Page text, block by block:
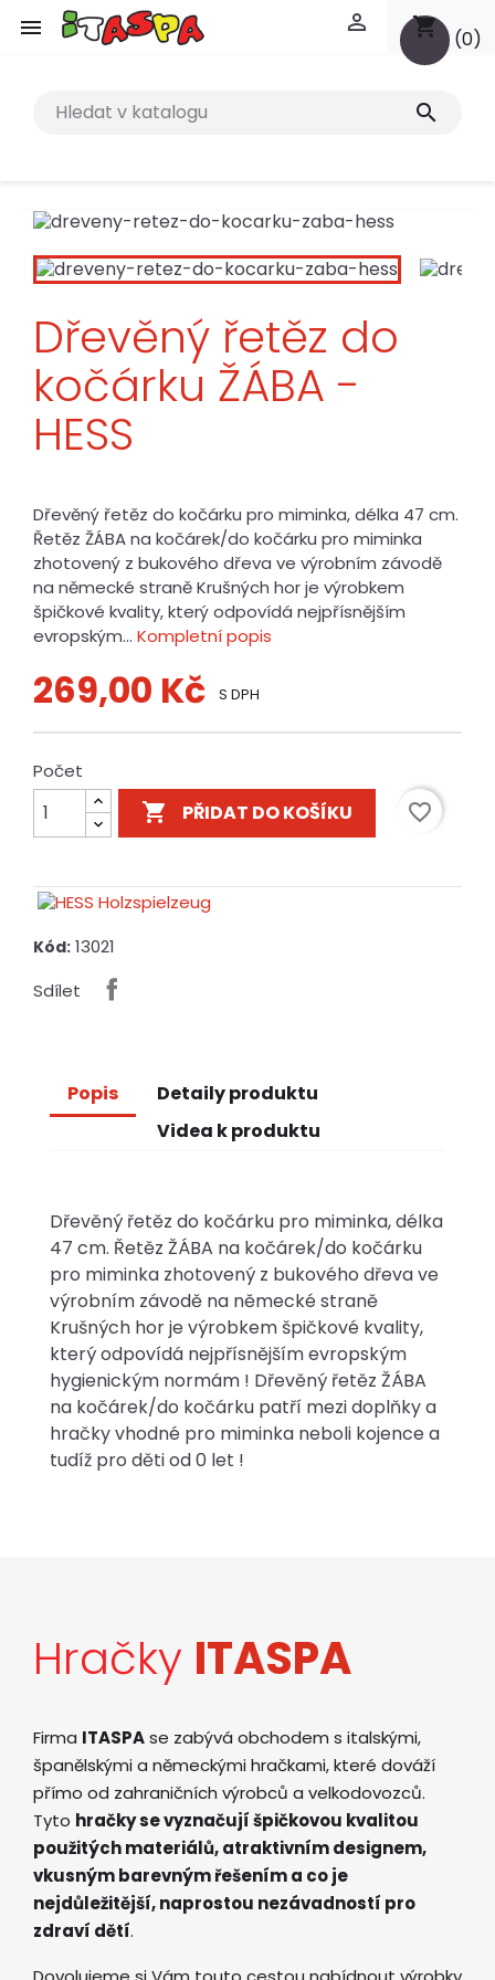
 shopping_cart (0)

search
Dřevěný řetěz do
kočárku ŽÁBA -
HESS
Dřevěný řetěz do kočárku pro miminka, délka 47 cm.
Řetěz ŽÁBA na kočárek/do kočárku pro miminka
zhotovený z bukového dřeva ve výrobním závodě
na německé straně Krušných hor je výrobkem
špičkové kvality, který odpovídá nejpřísnějším
evropským... Kompletní popis
269,00 Kč S DPH
Počet
 PŘIDAT DO KOŠÍKU favorite_border
Kód: 13021
Sdílet
Popis
Detaily produktu
Videa k produktu
Dřevěný řetěz do kočárku pro miminka, délka
47 cm. Řetěz ŽÁBA na kočárek/do kočárku
pro miminka zhotovený z bukového dřeva ve
výrobním závodě na německé straně
Krušných hor je výrobkem špičkové kvality,
který odpovídá nejpřísnějším evropským
hygienickým normám ! Dřevěný řetěz ŽÁBA
na kočárek/do kočárku patří mezi doplňky a
hračky vhodné pro miminka neboli kojence a
tudíž pro děti od 0 let !
Hračky ITASPA
Firma ITASPAse zabývá obchodem s italskými,
španělskými a německými hračkami, které dováží
přímo od zahraničních výrobců a velkodovozců.
Tyto hračky se vyznačují špičkovou kvalitou
použitých materiálů, atraktivním designem,
vkusným barevným řešením a co je
nejdůležitější, naprostou nezávadností pro
zdraví dětí.